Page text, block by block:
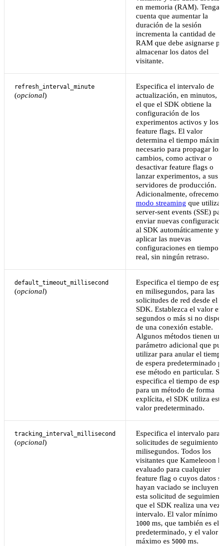
en memoria (RAM). Tenga
cuenta que aumentar la
duración de la sesión
incrementa la cantidad de
RAM que debe asignarse
almacenar los datos del
visitante.
refresh_interval_minute
(opcional)
Especifica el intervalo de
actualización, en minutos,
el que el SDK obtiene la
configuración de los
experimentos activos y los
feature flags. El valor
determina el tiempo
necesario para propagar los
cambios, como activar o
desactivar feature flags o
lanzar experimentos, a sus
servidores de producción.
Adicionalmente,
modo streaming que utiliza
server-sent events (SSE)
enviar nuevas
al SDK automáticamente y
aplicar las nuevas
configuraciones en tiempo
real, sin ningún retraso.
default_timeout_millisecond
(opcional)
Especifica el tiempo de
en milisegundos, para las
solicitudes de red desde el
SDK. Establezca el valor
segundos o más si no
de una conexión estable.
Algunos métodos tienen un
parámetro adicional que
utilizar para anular el
de espera predeterminado
ese método en particular.
especifica el tiempo de
para un método de forma
explícita, el SDK utiliza este
valor predeterminado.
tracking_interval_millisecond
(opcional)
Especifica el intervalo para
solicitudes de seguimiento
milisegundos. Todos los
visitantes que Kameleoon
evaluado para cualquier
feature flag o cuyos datos
hayan vaciado se incluyen
esta solicitud de
que el SDK realiza una vez
intervalo. El valor mínimo
1000 ms, que también es el
predeterminado, y el valor
máximo es 5000 ms.